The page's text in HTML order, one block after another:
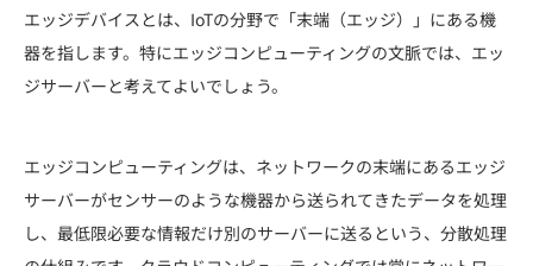
エッジデバイスとは、IoTの分野で「末端（エッジ）」にある機
器を指します。特にエッジコンピューティングの文脈では、エッ
ジサーバーと考えてよいでしょう。
エッジコンピューティングは、ネットワークの末端にあるエッジ
サーバーがセンサーのような機器から送られてきたデータを処理
し、最低限必要な情報だけ別のサーバーに送るという、分散処理